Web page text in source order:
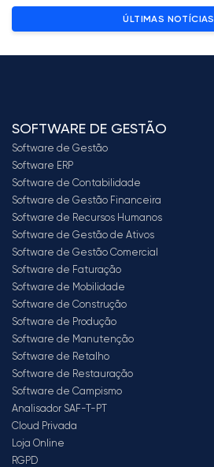
ÚLTIMAS NOTÍCIAS
SOFTWARE DE GESTÃO
Software de Gestão
Software ERP
Software de Contabilidade
Software de Gestão Financeira
Software de Recursos Humanos
Software de Gestão de Ativos
Software de Gestão Comercial
Software de Faturação
Software de Mobilidade
Software de Construção
Software de Produção
Software de Manutenção
Software de Retalho
Software de Restauração
Software de Campismo
Analisador SAF-T-PT
Cloud Privada
Loja Online
RGPD